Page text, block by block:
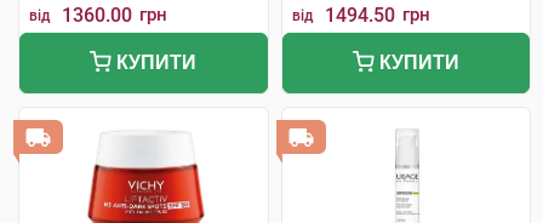
від 1360.00 грн
КУПИТИ
від 1494.50 грн
КУПИТИ